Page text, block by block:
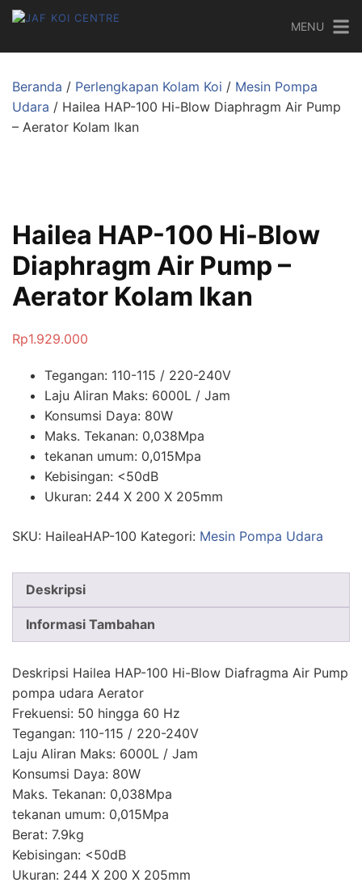
MENU
Beranda / Perlengkapan Kolam Koi / Mesin Pompa
Udara / Hailea HAP-100 Hi-Blow Diaphragm Air Pump
– Aerator Kolam Ikan
Hailea HAP-100 Hi-Blow
Diaphragm Air Pump –
Aerator Kolam Ikan
Rp1.929.000
Tegangan: 110-115 / 220-240V
Laju Aliran Maks: 6000L / Jam
Konsumsi Daya: 80W
Maks. Tekanan: 0,038Mpa
tekanan umum: 0,015Mpa
Kebisingan: <50dB
Ukuran: 244 X 200 X 205mm
SKU: HaileaHAP-100 Kategori: Mesin Pompa Udara
Deskripsi
Informasi Tambahan
Deskripsi Hailea HAP-100 Hi-Blow Diafragma Air Pump
pompa udara Aerator
Frekuensi: 50 hingga 60 Hz
Tegangan: 110-115 / 220-240V
Laju Aliran Maks: 6000L / Jam
Konsumsi Daya: 80W
Maks. Tekanan: 0,038Mpa
tekanan umum: 0,015Mpa
Berat: 7.9kg
Kebisingan: <50dB
Ukuran: 244 X 200 X 205mm